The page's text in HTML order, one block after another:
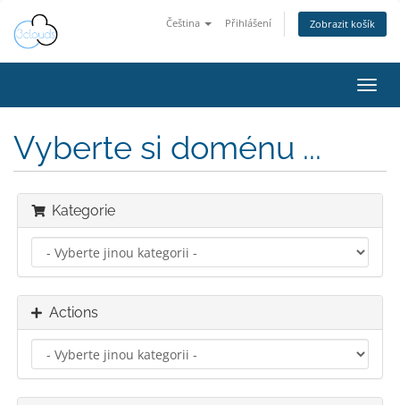
Čeština Přihlášení Zobrazit košík
Vyberte si doménu ...
Kategorie
Actions